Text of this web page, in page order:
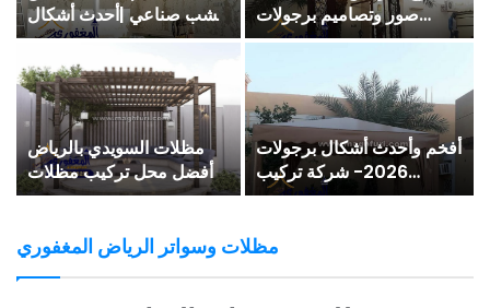
بالرياض- رقم أفضل محل
مظلات 0555966215
2026 – وخصومات 30%
على تركيب مظلات الحدائق
مظلات بيوت فلل سيارات
بالملقا في الرياض-صور
وتصميمات حديثة لمظلات
مظلات الرمال بالرياض
-أشكال مظلات جديده
2026 بخصم مميز
مظلات وسواتر الرياض المغفوري